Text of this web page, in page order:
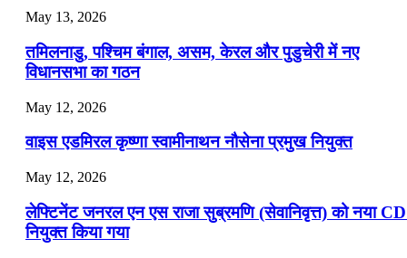
July 19, 2026
📝 डेली करेंट अफेयर्स: 16-18 जुलाई 2026
May 13, 2026
तमिलनाडु, पश्चिम बंगाल, असम, केरल और पुडुचेरी में नए
विधानसभा का गठन
May 12, 2026
वाइस एडमिरल कृष्णा स्वामीनाथन नौसेना प्रमुख नियुक्त
May 12, 2026
लेफ्टिनेंट जनरल एन एस राजा सुब्रमणि (सेवानिवृत्त) को नया
नियुक्त किया गया